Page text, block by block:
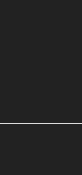
im nächsten